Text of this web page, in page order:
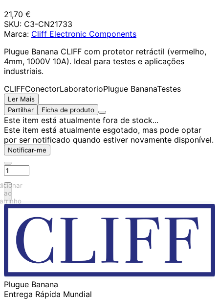
21,70 €
SKU: C3-CN21733
Marca: Cliff Electronic Components
Plugue Banana CLIFF com protetor retráctil (vermelho,
4mm, 1000V 10A). Ideal para testes e aplicações
industriais.
CLIFFConectorLaboratorioPlugue BananaTestes
Ler Mais
Partilhar
Ficha de produto
Este item está atualmente fora de stock...
Este item está atualmente esgotado, mas pode optar
por ser notificado quando estiver novamente disponível.
Notificar-me
ao
Plugue Banana
Entrega Rápida Mundial